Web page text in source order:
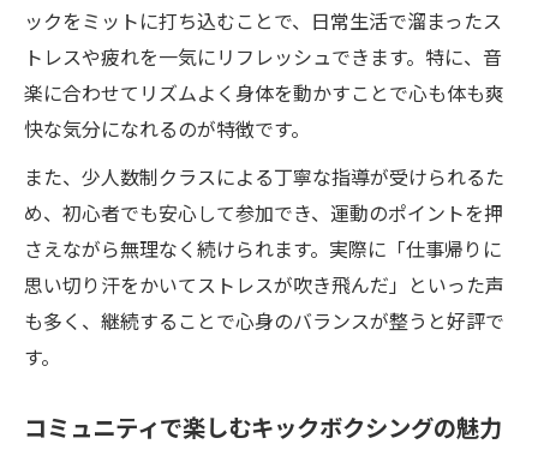
ックをミットに打ち込むことで、日常生活で溜まったス
トレスや疲れを一気にリフレッシュできます。特に、音
楽に合わせてリズムよく身体を動かすことで心も体も爽
快な気分になれるのが特徴です。
また、少人数制クラスによる丁寧な指導が受けられるた
め、初心者でも安心して参加でき、運動のポイントを押
さえながら無理なく続けられます。実際に「仕事帰りに
思い切り汗をかいてストレスが吹き飛んだ」といった声
も多く、継続することで心身のバランスが整うと好評で
す。
コミュニティで楽しむキックボクシングの魅力